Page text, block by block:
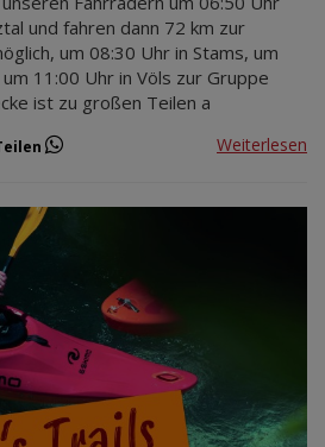
und fahren dann 72 km zur
um 08:30 Uhr in Stams, um
11:00 Uhr in Völs zur Gruppe
ist zu großen Teilen a
Weiterlesen